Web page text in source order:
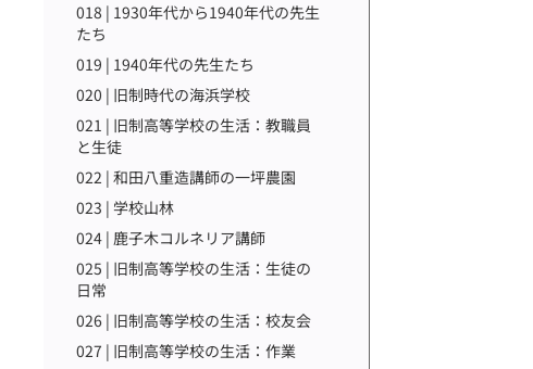
018 | 1930年代から1940年代の先生
たち
019 | 1940年代の先生たち
020 | 旧制時代の海浜学校
021 | 旧制高等学校の生活：教職員
と生徒
022 | 和田八重造講師の一坪農園
023 | 学校山林
024 | 鹿子木コルネリア講師
025 | 旧制高等学校の生活：生徒の
日常
026 | 旧制高等学校の生活：校友会
027 | 旧制高等学校の生活：作業